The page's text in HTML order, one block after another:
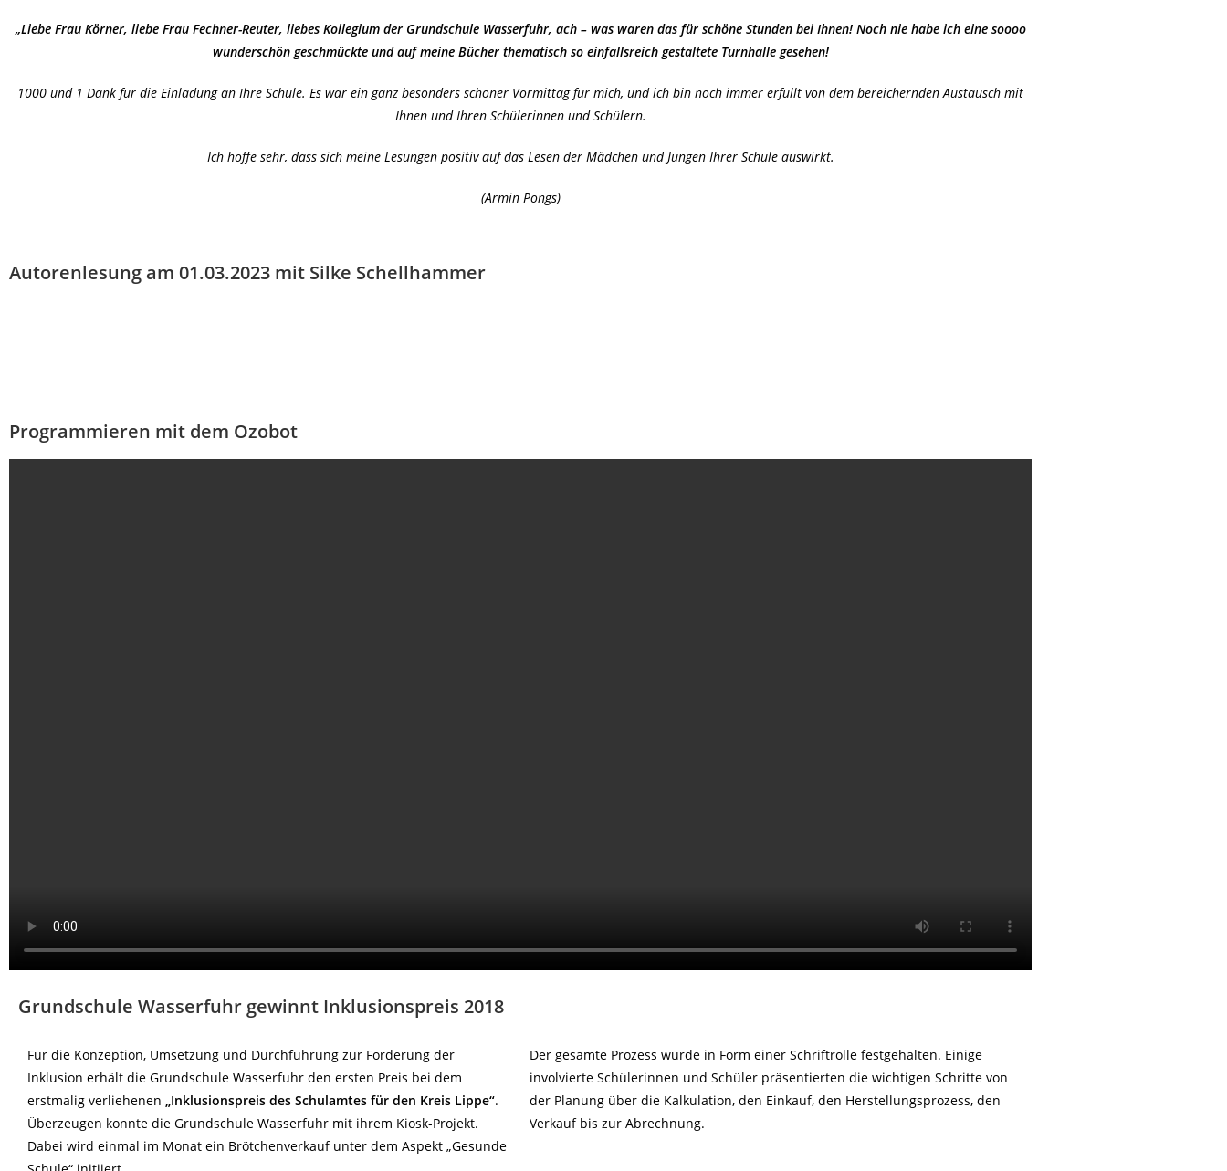
„Liebe Frau Körner, liebe Frau Fechner-Reuter, liebes Kollegium der Grundschule Wasserfuhr, ach – was waren das für schöne Stunden bei Ihnen! Noch nie habe ich eine soooo
wunderschön geschmückte und auf meine Bücher thematisch so einfallsreich gestaltete Turnhalle gesehen!
1000 und 1 Dank für die Einladung an Ihre Schule. Es war ein ganz besonders schöner Vormittag für mich, und ich bin noch immer erfüllt von dem bereichernden Austausch mit
Ihnen und Ihren Schülerinnen und Schülern.
Ich hoffe sehr, dass sich meine Lesungen positiv auf das Lesen der Mädchen und Jungen Ihrer Schule auswirkt.
(Armin Pongs)
Autorenlesung am 01.03.2023 mit Silke Schellhammer
Programmieren mit dem Ozobot
Grundschule Wasserfuhr gewinnt Inklusionspreis 2018
Für die Konzeption, Umsetzung und Durchführung zur Förderung der
Inklusion erhält die Grundschule Wasserfuhr den ersten Preis bei dem
erstmalig verliehenen
„Inklusionspreis des Schulamtes für den Kreis Lippe“.
Überzeugen konnte die Grundschule Wasserfuhr mit ihrem Kiosk-Projekt.
Dabei wird einmal im Monat ein Brötchenverkauf unter dem Aspekt „Gesunde
Der gesamte Prozess wurde in Form einer Schriftrolle festgehalten. Einige
involvierte Schülerinnen und Schüler präsentierten die wichtigen Schritte von
der Planung über die Kalkulation, den Einkauf, den Herstellungsprozess, den
Verkauf bis zur Abrechnung.